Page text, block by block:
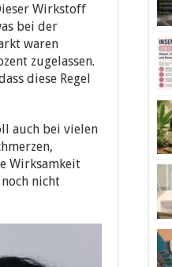
Wirkstoff
bei der
waren
zugelassen.
diese Regel
auch bei vielen
Wirksamkeit
nicht